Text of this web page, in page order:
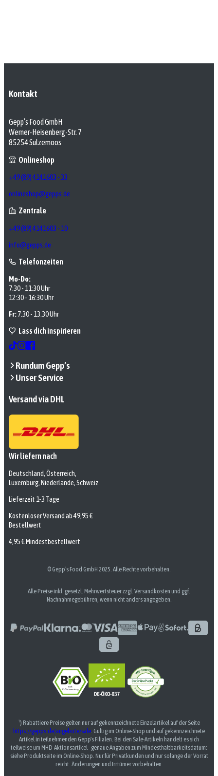
Kontakt
Gepp’s Food GmbH
Werner-Heisenberg-Str. 7
85254 Sulzemoos
Onlineshop
+49 (89) 4141603 - 33
onlineshop@gepps.de
Zentrale
+49 (89) 4141603 - 10
info@gepps.de
Telefonzeiten
Mo-Do:
7:30 - 11:30 Uhr
12:30 - 16:30 Uhr
Fr:7:30 - 13:30 Uhr
Lass dich inspirieren
Rundum Gepp’s
Unser Service
Versand via DHL
Wir liefern nach
Deutschland, Österreich,
Luxemburg, Niederlande, Schweiz
Lieferzeit 1-3 Tage
Kostenloser Versand ab 49,95 €
Bestellwert
4,95 € Mindestbestellwert
© Gepp’s Food GmbH 2025. Alle Rechte vorbehalten.
Alle Preise inkl. gesetzl. Mehrwertsteuer zzgl. Versandkosten und ggf.
Nachnahmegebühren, wenn nicht anders angegeben.
¹) Rabattiere Preise gelten nur auf gekennzeichnete Einzelartikel auf der Seite
https://gepps.de/angebote/sale. Gültig im Online-Shop und auf gekennzeichnete
Artikel in teilnehmenden Gepp's Filialen. Bei den Sale-Artikeln handelt es sich
teilweise um MHD-Aktionsartikel - genaue Angaben zum Mindesthaltbarkeitsdatum:
siehe Produktseite im Online-Shop. Nur für Privatkunden und nur solange der Vorrat
reicht. Änderungen und Irrtümer vorbehalten.